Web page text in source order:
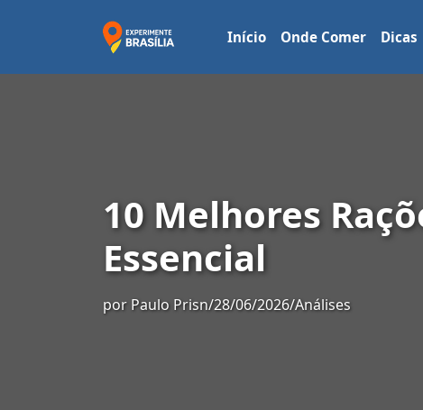
Início Onde Comer Dicas
10 Melhores
Essencial
por Paulo Prisn/28/06/2026/Análises